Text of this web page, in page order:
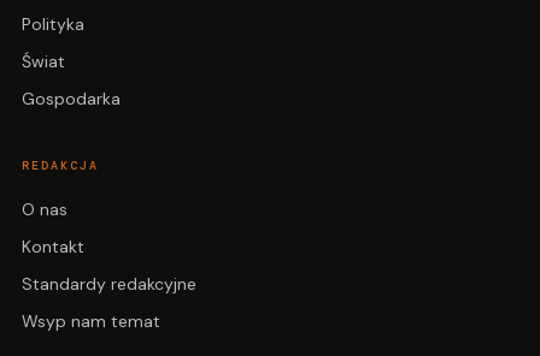
Polityka
Świat
Gospodarka
REDAKCJA
O nas
Kontakt
Standardy redakcyjne
Wsyp nam temat